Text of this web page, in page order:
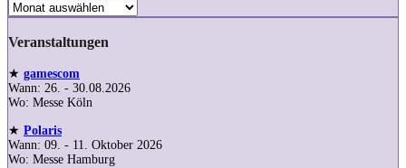
Veranstaltungen
★ gamescom
Wann: 26. - 30.08.2026
Wo: Messe Köln
★ Polaris
Wann: 09. - 11. Oktober 2026
Wo: Messe Hamburg